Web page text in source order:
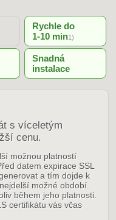
Rychle do
1-10 min1)
Snadná
instalace
s víceletým
cenu.
možnou platností
datem expirace SSL
a tím dojde k
možné období.
během jeho platnosti.
certifikátu vás včas